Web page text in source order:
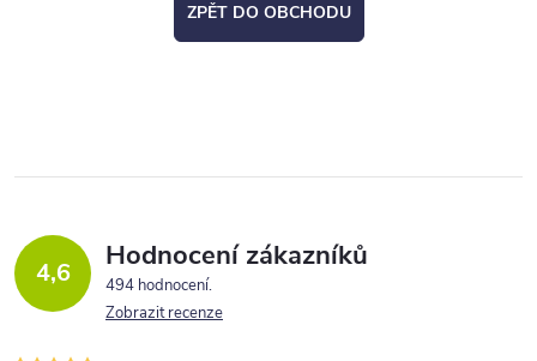
ZPĚT DO OBCHODU
4,6 Hodnocení zákazníků
494 hodnocení
Zobrazit recenze